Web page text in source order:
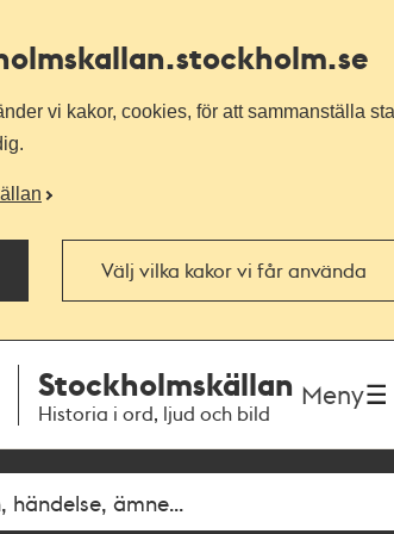
.stockholm.se
vi kakor, cookies, för att sammanställa
Välj vilka kakor vi får använda
Stockholmskällan
Historia i ord, ljud och bild
Meny